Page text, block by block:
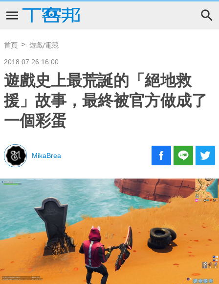
首頁 遊戲/電競
2018.07.26 16:00
遊戲史上最荒誕的「絕地救
援」故事，最終被官方做成了
一個彩蛋
MikaBrea